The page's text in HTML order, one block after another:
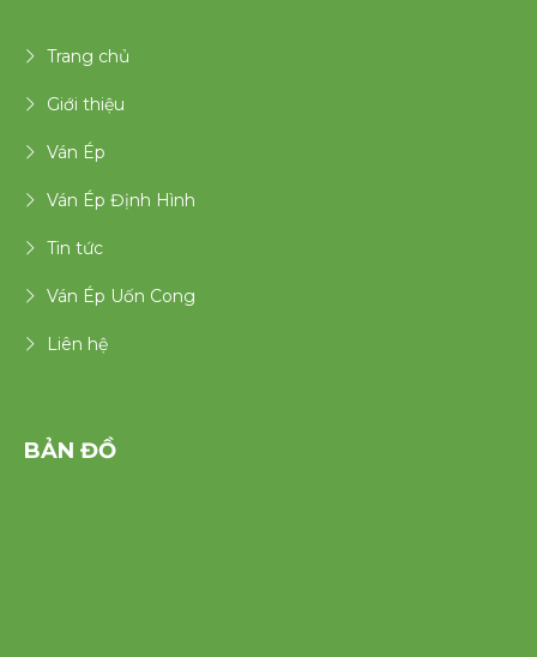
Trang chủ
Giới thiệu
Ván Ép
Ván Ép Định Hình
Tin tức
Ván Ép Uốn Cong
Liên hệ
BẢN ĐỒ